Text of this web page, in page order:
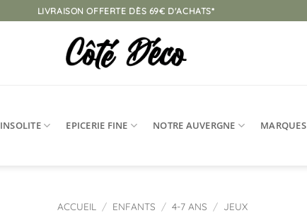
LIVRAISON OFFERTE DÈS 69€ D'ACHATS*
INSOLITE EPICERIE FINE NOTRE AUVERGNE MARQUES
ACCUEIL / ENFANTS / 4-7 ANS / JEUX